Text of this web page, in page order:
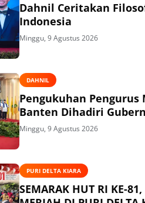
Dahnil Ceritakan
Indonesia
Minggu, 9 Agustus 2026
DAHNIL
Pengukuhan
Banten Dihadiri
Minggu, 9 Agustus 2026
PURI DELTA KIARA
SEMARAK HUT RI KE-